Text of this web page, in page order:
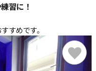
習に！
すめです。